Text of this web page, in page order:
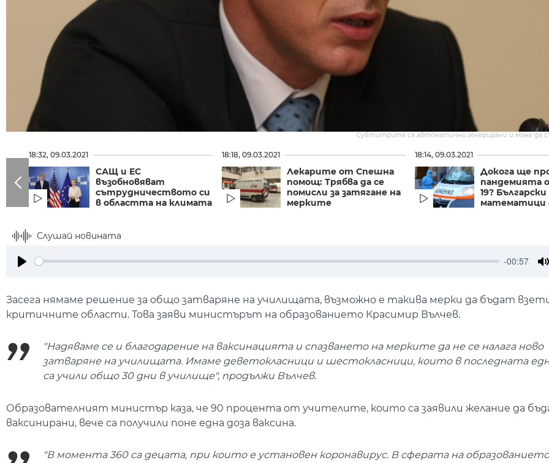
Субтитрите са автоматично генерирани и може да
18:32, 09.03.2021
САЩ и ЕС
възобновяват
сътрудничеството си
в областта на климата
18:18, 09.03.2021
Лекарите от Спешна
помощ: Трябва да се
помисли за затягане на
мерките
18:14, 09.03.2021
Докога ще
пандемията
19? Български
математици
Слушай новината
-00:57
Засега нямаме решение за общо затваряне на училищата, възможно е такива мерки да бъдат
критичните области. Това заяви министърът на образованието Красимир Вълчев.
"Надяваме се и благодарение на ваксинацията и спазването на мерките да не се налага ново
затваряне на училищата. Имаме деветокласници и шестокласници, които в последната
са учили общо 30 дни в училище", продължи Вълчев.
Образователният министър каза, че 90 процента от учителите, които са заявили желание да
ваксинирани, вече са получили поне една доза ваксина.
"В момента 360 са децата, при които е установен коронавирус. В сферата на